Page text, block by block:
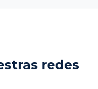
redes